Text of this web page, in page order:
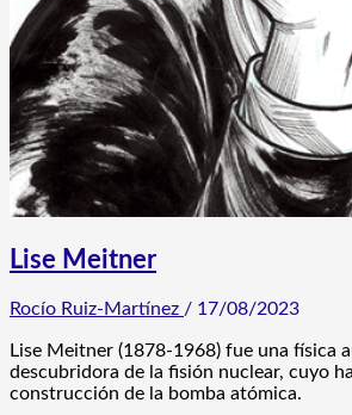
Lise Meitner
Rocío Ruiz-Martínez / 17/08/2023
Lise Meitner (1878-1968) fue una física
descubridora de la fisión nuclear, cuyo
construcción de la bomba atómica.